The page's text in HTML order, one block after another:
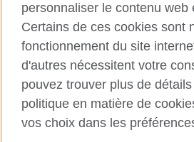
© 2026 British Council
British Council in France société par
unipersonnelle est une filiale du British
internationale britannique dédiée aux
et des relations culturelles. British
actions simplifiée unipersonnelle est
France avec le numéro RCS Paris n°
9/11 rue de Constantine, 75007 Paris,
personnaliser le contenu web
Certains de ces cookies sont
fonctionnement du site
d'autres nécessitent votre
pouvez trouver plus de
politique en matière de
vos choix dans les